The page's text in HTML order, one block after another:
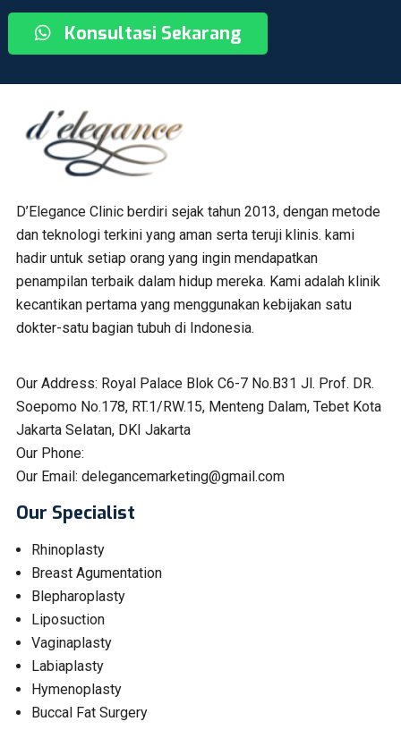
Konsultasi Sekarang
D’Elegance Clinic berdiri sejak tahun 2013, dengan metode
dan teknologi terkini yang aman serta teruji klinis. kami
hadir untuk setiap orang yang ingin mendapatkan
penampilan terbaik dalam hidup mereka. Kami adalah klinik
kecantikan pertama yang menggunakan kebijakan satu
dokter-satu bagian tubuh di Indonesia.
Our Address: Royal Palace Blok C6-7 No.B31 Jl. Prof. DR.
Soepomo No.178, RT.1/RW.15, Menteng Dalam, Tebet Kota
Jakarta Selatan, DKI Jakarta
Our Phone:
Our Email: delegancemarketing@gmail.com
Our Specialist
Rhinoplasty
Breast Agumentation
Blepharoplasty
Liposuction
Vaginaplasty
Labiaplasty
Hymenoplasty
Buccal Fat Surgery